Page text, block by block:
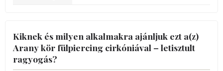
Kiknek és milyen alkalmakra ajánljuk ezt a(z)
Arany kör fülpiercing cirkóniával – letisztult
ragyogás?